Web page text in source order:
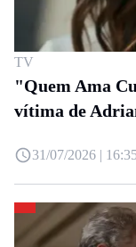
TV
"Quem Ama
vítima de
31/07/2026 |